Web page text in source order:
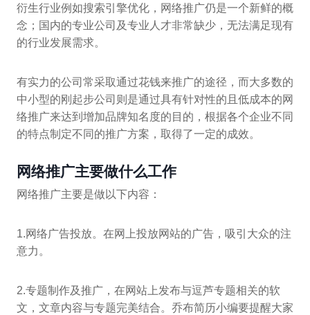
衍生行业例如搜索引擎优化，网络推广仍是一个新鲜的概
念；国内的专业公司及专业人才非常缺少，无法满足现有
的行业发展需求。
有实力的公司常采取通过花钱来推广的途径，而大多数的
中小型的刚起步公司则是通过具有针对性的且低成本的网
络推广来达到增加品牌知名度的目的，根据各个企业不同
的特点制定不同的推广方案，取得了一定的成效。
网络推广主要做什么工作
网络推广主要是做以下内容：
1.网络广告投放。在网上投放网站的广告，吸引大众的注
意力。
2.专题制作及推广，在网站上发布与逗芦专题相关的软
文，文章内容与专题完美结合。乔布简历小编要提醒大家